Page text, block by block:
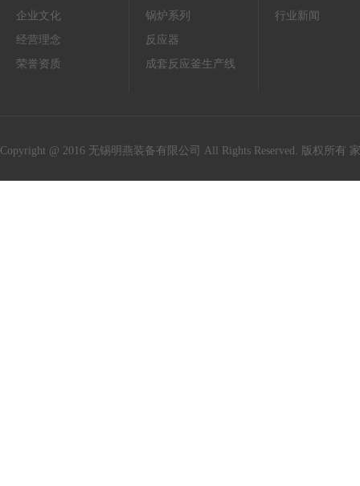
企业文化
经营理念
荣誉资质
锅炉系列
反应器
成套反应釜生产线
行业新闻
Copyright @ 2016 无锡明燕装备有限公司 All Rights Reserved. 版权所有